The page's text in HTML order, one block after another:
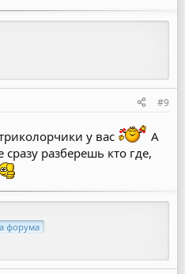
#9
у вас
А
разберешь кто где,
форума